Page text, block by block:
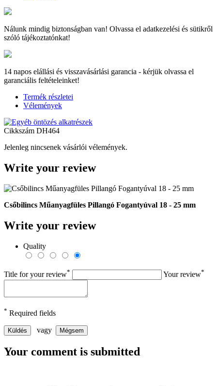
Nálunk mindig biztonságban van! Olvassa el adatkezelési és sütikről
szóló tájékoztatónkat!
14 napos elállási és visszavásárlási garancia - kérjük olvassa el
garanciális feltételeinket!
Termék részletei
Vélemények
Cikkszám DH464
Jelenleg nincsenek vásárlói vélemények.
Write your review
Csőbilincs Műanyagfüles Pillangó Fogantyúval 18 - 25 mm
Write your review
Quality
Title for your review* Your review*
* Required fields
Küldés vagy Mégsem
Your comment is submitted